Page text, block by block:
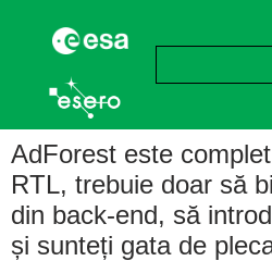
AdForest este
RTL, trebuie doar să
din back-end, să
și sunteți gata de